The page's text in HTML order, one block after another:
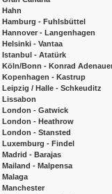
Hahn
Hamburg - Fuhlsbüttel
Hannover - Langenhagen
Helsinki - Vantaa
Istanbul - Atatürk
Köln/Bonn - Konrad
Kopenhagen - Kastrup
Leipzig / Halle - Schkeuditz
Lissabon
London - Gatwick
London - Heathrow
London - Stansted
Luxemburg - Findel
Madrid - Barajas
Mailand - Malpensa
Malaga
Manchester